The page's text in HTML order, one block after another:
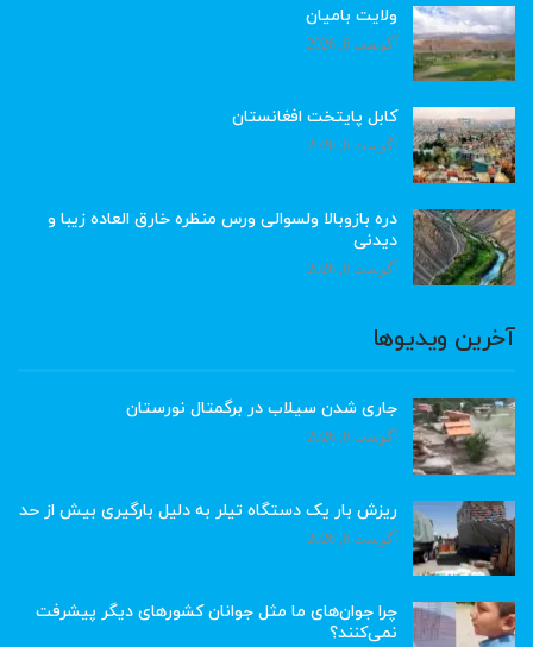
ولایت بامیان
آگوست 6, 2026
کابل پایتخت افغانستان
آگوست 6, 2026
دره بازوبالا ولسوالی ورس منظره خارق العاده زیبا و
دیدنی
آگوست 6, 2026
آخرین ویدیوها
جاری شدن سیلاب در برگمتال نورستان
آگوست 6, 2026
ریزش بار یک دستگاه تیلر به دلیل بارگیری بیش از حد
آگوست 6, 2026
چرا جوان‌های ما مثل جوانان کشورهای دیگر پیشرفت
نمی‌کنند؟